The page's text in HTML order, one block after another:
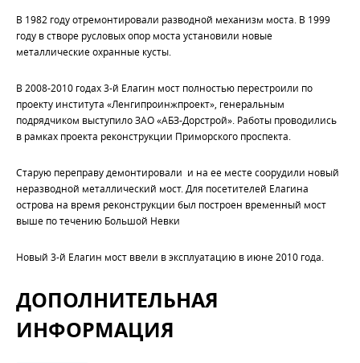
В 1982 году отремонтировали разводной механизм моста. В 1999
году в створе русловых опор моста установили новые
металлические охранные кусты.
В 2008-2010 годах 3-й Елагин мост полностью перестроили по
проекту института «Ленгипроинжпроект», генеральным
подрядчиком выступило ЗАО «АБЗ-Дорстрой». Работы проводились
в рамках проекта реконструкции Приморского проспекта.
Старую переправу демонтировали и на ее месте соорудили новый
неразводной металлический мост. Для посетителей Елагина
острова на время реконструкции был построен временный мост
выше по течению Большой Невки
Новый 3-й Елагин мост ввели в эксплуатацию в июне 2010 года.
ДОПОЛНИТЕЛЬНАЯ
ИНФОРМАЦИЯ